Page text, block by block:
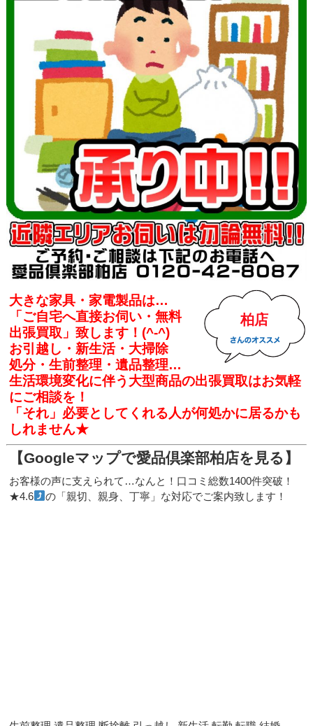
柏店
大きな家具・家電製品は…
「ご自宅へ直接お伺い・無料
出張買取」致します！(^-^)
お引越し・新生活・大掃除
処分・生前整理・遺品整理…
生活環境変化に伴う大型商品の出張買取はお気軽
にご相談を！
「それ」必要としてくれる人が何処かに居るかも
しれません★
【Googleマップで愛品倶楽部柏店を見る】
お客様の声に支えられて…なんと！口コミ総数1400件突破！
★4.6
の「親切、親身、丁寧」な対応でご案内致します！